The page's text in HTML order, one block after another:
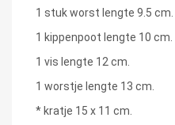
1 stuk worst lengte 9.5 cm.
1 kippenpoot lengte 10 cm.
1 vis lengte 12 cm.
1 worstje lengte 13 cm.
* kratje 15 x 11 cm.